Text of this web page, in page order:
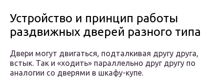
Устройство и принцип работы
раздвижных дверей разного типа
Двери могут двигаться, подталкивая другу друга,
встык. Так и «ходить» параллельно друг другу по
аналогии со дверями в шкафу-купе.